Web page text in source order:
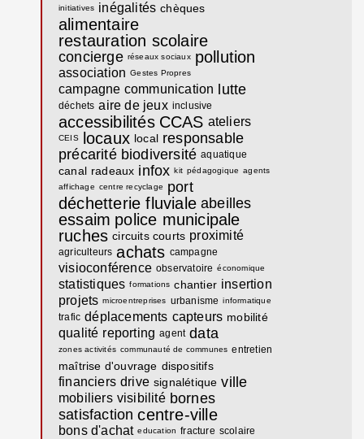
initiatives inégalités chèques
alimentaire
restauration scolaire
concierge réseaux sociaux pollution
association Gestes Propres
campagne communication lutte
déchets aire de jeux inclusive
accessibilités CCAS ateliers
CEIS locaux local responsable
précarité biodiversité aquatique
canal radeaux infox kit pédagogique agents
affichage centre recyclage port
déchetterie fluviale abeilles
essaim police municipale
ruches circuits courts proximité
agriculteurs achats campagne
visioconférence observatoire économique
statistiques formations chantier insertion
projets microentreprises urbanisme informatique
trafic déplacements capteurs mobilité
qualité reporting agent data
zones activités communauté de communes entretien
maîtrise d'ouvrage dispositifs
financiers drive signalétique ville
mobiliers visibilité bornes
satisfaction centre-ville
bons d'achat education fracture scolaire